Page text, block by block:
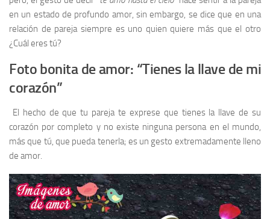
en un estado de profundo amor, sin embargo, se dice que en una
relación de pareja siempre es uno quien quiere más que el otro
¿Cuál eres tú?
Foto bonita de amor: “Tienes la llave de mi
corazón”
El hecho de que tu pareja te exprese que tienes la llave de su
corazón por completo y no existe ninguna persona en el mundo,
más que tú, que pueda tenerla; es un gesto extremadamente lleno
de amor.